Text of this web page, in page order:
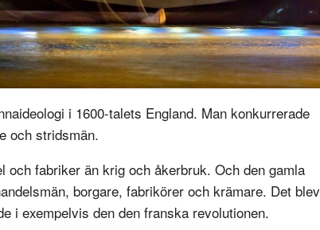
i 1600-talets England. Man konkurrerade
och stridsmän.
fabriker än krig och åkerbruk. Och den gamla
borgare, fabrikörer och krämare. Det blev
i exempelvis den den franska revolutionen.